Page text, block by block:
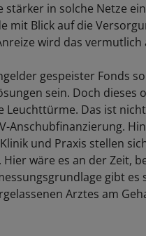
in solche Netze
mit Blick auf die
wird das
gespeister Fonds
sein. Doch dieses
Das ist
Anschubfinanzierung.
und Praxis stellen
wäre es an der Zeit,
gibt
Arztes am